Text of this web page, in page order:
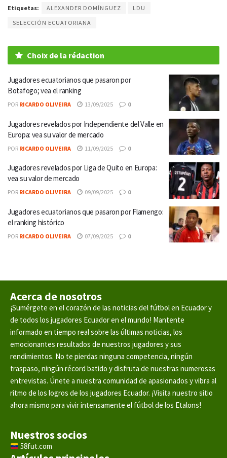
Etiquetas: ALEXANDER DOMÍNGUEZ
LDU
SELECCIÓN ECUATORIANA
Choix de la rédaction
Jugadores ecuatorianos que pasaron por
Botafogo; vea el ranking
POR RICARDO OLIVEIRA 13/09/2025 0
Jugadores revelados por Independiente del Valle en
Europa: vea su valor de mercado
POR RICARDO OLIVEIRA 11/09/2025 0
Jugadores revelados por Liga de Quito en Europa:
vea su valor de mercado
POR RICARDO OLIVEIRA 09/09/2025 0
Jugadores ecuatorianos que pasaron por Flamengo:
el ranking histórico
POR RICARDO OLIVEIRA 07/09/2025 0
Acerca de nosotros
¡Sumérgete en el corazón de las noticias del fútbol en Ecuador y
de todos los jugadores Ecuador en el mundo! Mantente
informado en tiempo real sobre las últimas noticias, los
emocionantes resultados de nuestros jugadores y sus
rendimientos. No te pierdas ninguna competencia, ningún
traspaso, ningún récord batido y disfruta de nuestras numerosas
entrevistas. Únete a nuestra comunidad de apasionados y vibra al
ritmo de los logros de los jugadores Ecuador. ¡Visita nuestro sitio
ahora mismo para vivir intensamente el fútbol de los Etalons!
Nuestros socios
58fut.com